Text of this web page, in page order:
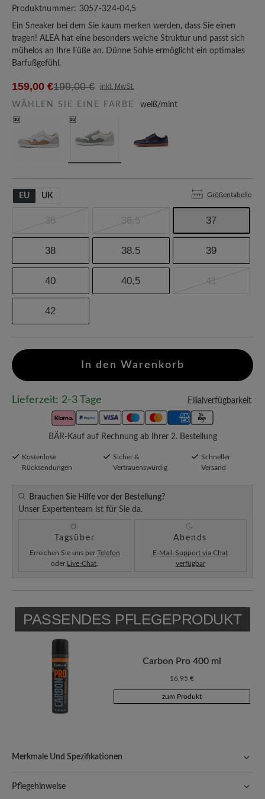
Produktnummer: 3057-324-04,5
Ein Sneaker bei dem Sie kaum merken werden, dass Sie einen
tragen! ALEA hat eine besonders weiche Struktur und passt sich
mühelos an Ihre Füße an. Dünne Sohle ermöglicht ein optimales
Barfußgefühl.
159,00 €199,00 € inkl. MwSt.
WÄHLEN SIE EINE FARBE weiß/mint
EU UK Größentabelle
36 36,5 37
38 38.5 39
40 40,5 41
42
In den Warenkorb
Lieferzeit: 2-3 Tage Filialverfügbarkeit
BÄR-Kauf auf Rechnung ab Ihrer 2. Bestellung
Kostenlose
Rücksendungen
Sicher &
Vertrauenswürdig
Schneller
Versand
Brauchen Sie Hilfe vor der Bestellung?
Unser Expertenteam ist für Sie da.
Tagsüber
Erreichen Sie uns per Telefon
oder Live-Chat
Abends
E-Mail-Support via Chat
verfügbar
PASSENDES PFLEGEPRODUKT
Carbon Pro 400 ml
16,95 €
zum Produkt
Merkmale Und Spezifikationen
Natürlich geformte Schuhe, handgefertigt hergestellt.
Pflegehinweise